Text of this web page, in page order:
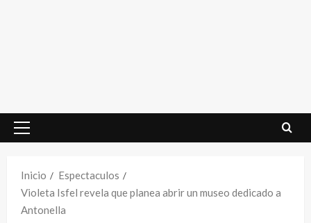
Menú
Inicio
Espectaculos
Violeta Isfel revela que planea abrir un museo dedicado a
Antonella